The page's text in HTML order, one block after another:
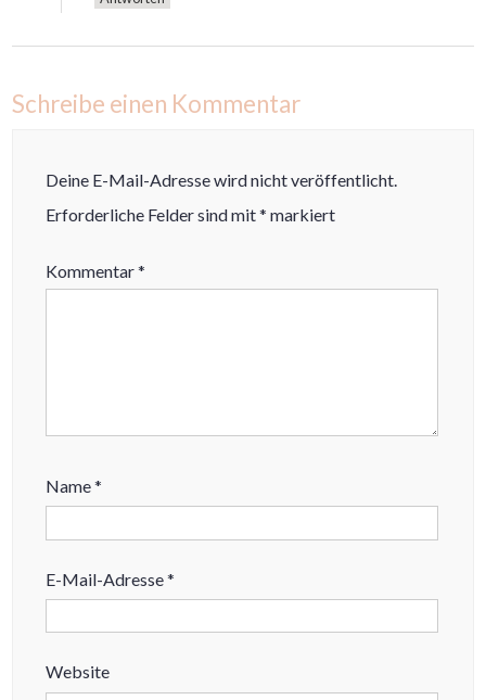
Schreibe einen Kommentar
Deine E-Mail-Adresse wird nicht veröffentlicht.
Erforderliche Felder sind mit* markiert
Kommentar*
Name*
E-Mail-Adresse*
Website